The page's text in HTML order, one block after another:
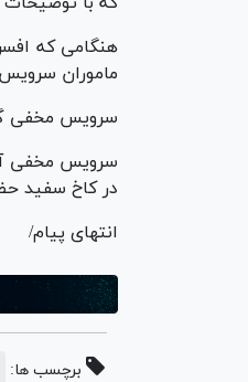
هنگامی که
ماموران
سرویس مخفی
سرویس مخفی
در کاخ سفید
انتهای پیام/
برچسب ها: